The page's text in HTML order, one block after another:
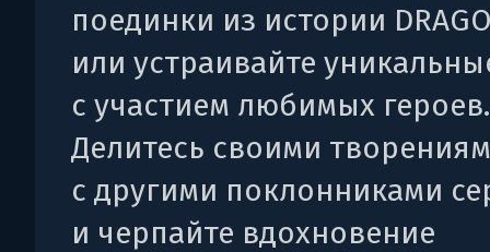
поединки из истории
или устраивайте
с участием любимых героев.
Делитесь своими
с другими поклонниками
и черпайте вдохновение